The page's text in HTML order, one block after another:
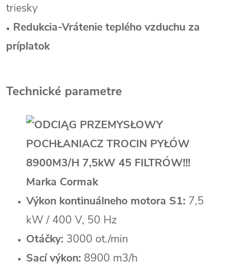
triesky
• Redukcia-Vrátenie teplého vzduchu za
príplatok
Technické parametre
Výkon kontinuálneho motora S1: 7,5
kW / 400 V, 50 Hz
Otáčky: 3000 ot./min
Sací výkon: 8900 m3/h